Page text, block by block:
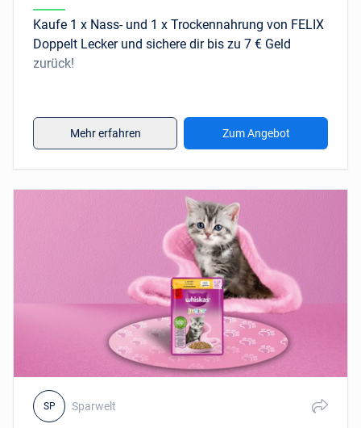
Kaufe 1 x Nass- und 1 x Trockennahrung von FELIX
Doppelt Lecker und sichere dir bis zu 7 € Geld
zurück!
Aktionszeitraum/Kaufzeitraum: 22.06.2026 bis
02.08.2026
Aktionsprodukte: FELIX So gut wie es aussieht
Doppelt lecker mit Sardine & Lachs : 85g, FELIX
So gut wie es aussieht Doppelt lecker mit Rind &
Geflügel: 85g, FELIX So gut wie es aussieht
Doppelt lecker Geschmacksvielfalt vom Land:
12x85g, 24x85g, 40x85g, 44x85g, 60x85g,
80x85g, FELIX So gut wie es aussieht Doppelt
lecker Geschmacksvielfalt vom Land mit
Gemüse: 12x85g, FELIX So gut wie es aussieht
Doppelt lecker Geschmacksvielfalt aus dem
Wasser: 12x85g, FELIX Doppelt Lecker mit einer
köstlichen Mischung aus Rind und Huhn und
Mehr erfahren Zum Angebot
SP Sparwelt